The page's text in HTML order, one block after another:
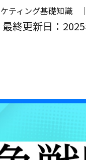
ティング基礎知識
最終更新日：